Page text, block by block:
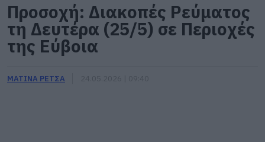
Προσοχή: Διακοπές Ρεύματος
τη Δευτέρα (25/5) σε Περιοχές
της Εύβοια
ΜΑΤΙΝΑ ΡΕΤΣΑ